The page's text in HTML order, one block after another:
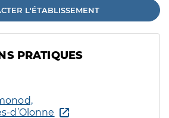
L'ÉTABLISSEMENT
PRATIQUES
d’Olonne